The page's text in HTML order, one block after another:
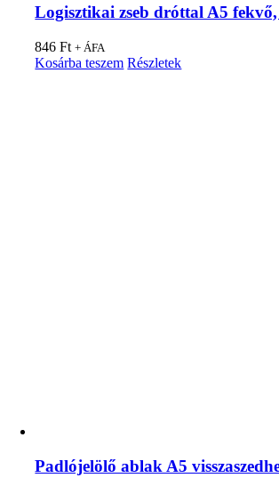
Logisztikai zseb dróttal A5
846Ft + ÁFA
Kosárba teszem Részletek
Padlójelölő ablak A5